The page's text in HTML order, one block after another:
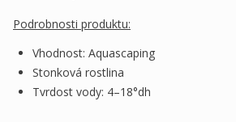
Podrobnosti produktu:
Vhodnost: Aquascaping
Stonková rostlina
Tvrdost vody: 4–18°dh